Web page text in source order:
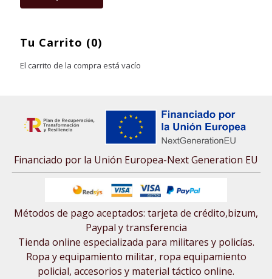
Tu Carrito (0)
El carrito de la compra está vacío
Financiado por la Unión Europea-Next Generation EU
Métodos de pago aceptados: tarjeta de crédito,bizum,
Paypal y transferencia
Tienda online especializada para militares y policías.
Ropa y equipamiento militar, ropa equipamiento
policial, accesorios y material táctico online.